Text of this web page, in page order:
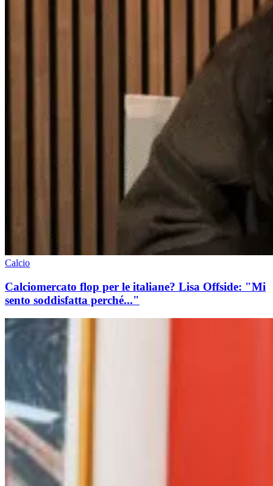
Calcio
Calciomercato flop per le italiane? Lisa Offside: "Mi
sento soddisfatta perché..."